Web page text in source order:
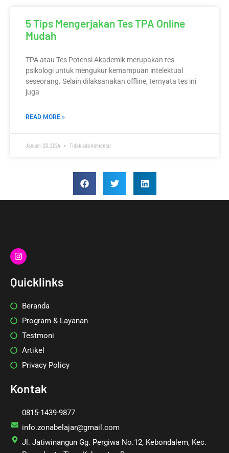
5 Tips Mengerjakan Tes TPA Online
Mudah
TPA atau Tes Potensi Akademik merupakan tes
psikologi untuk mengukur kemampuan intelektual
seseorang. Selain dilaksanakan offline, ternyata tes ini
juga
READ MORE »
Januari 20, 2024 Tidak ada komentar
I
n
s
a
m
Quicklinks
Beranda
Program & Layanan
Testmoni
Artikel
Privacy Policy
Kontak
0815-1439-9877
info.zonabelajar@gmail.com
Jl. Jatiwinangun Gg. Pergiwa No.12, Kebondalem, Kec.